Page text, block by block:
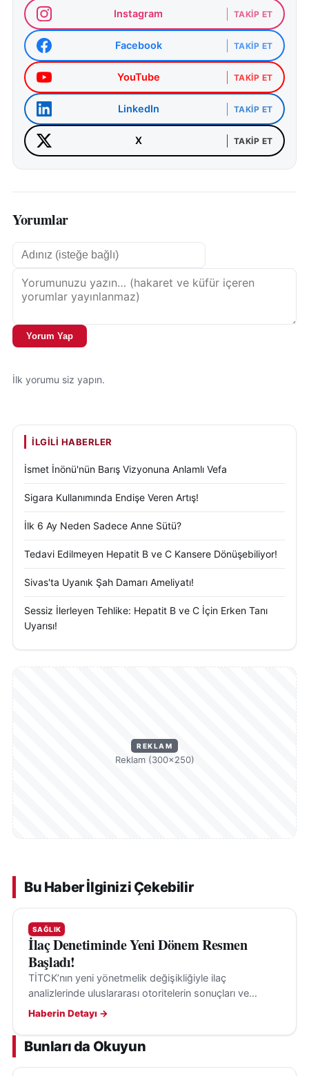
Instagram TAKIP ET
Facebook TAKIP ET
YouTube TAKIP ET
LinkedIn TAKIP ET
X TAKIP ET
Yorumlar
Yorum Yap
İlk yorumu siz yapın.
İLGILI HABERLER
İsmet İnönü'nün Barış Vizyonuna Anlamlı Vefa
Sigara Kullanımında Endişe Veren Artış!
İlk 6 Ay Neden Sadece Anne Sütü?
Tedavi Edilmeyen Hepatit B ve C Kansere Dönüşebiliyor!
Sivas'ta Uyanık Şah Damarı Ameliyatı!
Sessiz İlerleyen Tehlike: Hepatit B ve C İçin Erken Tanı
Uyarısı!
REKLAM
Reklam (300×250)
Bu Haber İlginizi Çekebilir
SAĞLIK
İlaç Denetiminde Yeni Dönem Resmen
Başladı!
TİTCK’nın yeni yönetmelik değişikliğiyle ilaç
analizlerinde uluslararası otoritelerin sonuçları ve
kılavuzları, belirli şartlarla değerlendirmeye alınabilecek.
Haberin Detayı →
Bunları da Okuyun